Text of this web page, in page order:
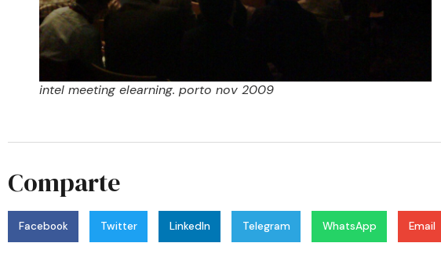
intel meeting elearning. porto nov 2009
Comparte
Facebook Twitter LinkedIn Telegram WhatsApp Email